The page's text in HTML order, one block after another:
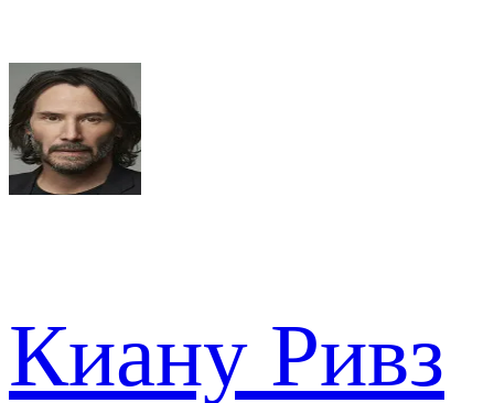
Киану Ривз